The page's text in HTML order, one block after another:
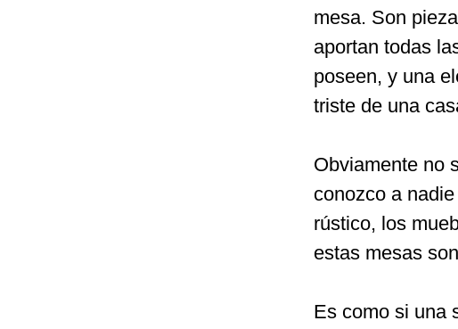
mesa. Son
aportan todas
poseen, y una
triste de una
Obviamente no
conozco a
rústico, los
estas mesas
Es como si una